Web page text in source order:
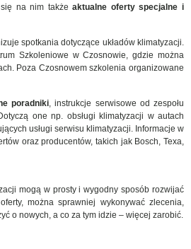
na nim także aktualne oferty specjalne i
spotkania dotyczące układów klimatyzacji.
Szkoleniowe w Czosnowie, gdzie można
Poza Czosnowem szkolenia organizowane
poradniki, instrukcje serwisowe od zespołu
one np. obsługi klimatyzacji w autach
usługi serwisu klimatyzacji. Informacje w
oraz producentów, takich jak Bosch, Texa,
mogą w prosty i wygodny sposób rozwijać
można sprawniej wykonywać zlecenia,
o nowych, a co za tym idzie – więcej zarobić.